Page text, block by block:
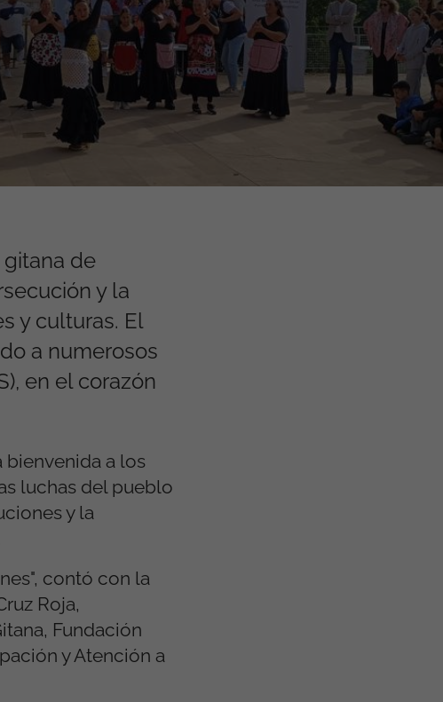
gitana de
y la
y culturas. El
a numerosos
en el corazón
bienvenida a los
luchas del pueblo
y la
contó con la
Roja,
Fundación
y Atención a